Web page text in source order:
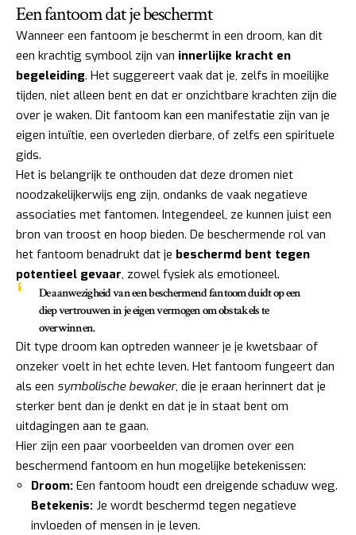
Een fantoom dat je beschermt
Wanneer een fantoom je beschermt in een droom, kan dit
een krachtig symbool zijn van innerlijke kracht en
begeleiding. Het suggereert vaak dat je, zelfs in moeilijke
tijden, niet alleen bent en dat er onzichtbare krachten zijn die
over je waken. Dit fantoom kan een manifestatie zijn van je
eigen intuïtie, een overleden dierbare, of zelfs een spirituele
gids.
Het is belangrijk te onthouden dat deze dromen niet
noodzakelijkerwijs eng zijn, ondanks de vaak negatieve
associaties met fantomen. Integendeel, ze kunnen juist een
bron van troost en hoop bieden. De beschermende rol van
het fantoom benadrukt dat je beschermd bent tegen
potentieel gevaar, zowel fysiek als emotioneel.
De aanwezigheid van een beschermend fantoom duidt op een
diep vertrouwen in je eigen vermogen om obstakels te
overwinnen.
Dit type droom kan optreden wanneer je je kwetsbaar of
onzeker voelt in het echte leven. Het fantoom fungeert dan
als een symbolische bewaker, die je eraan herinnert dat je
sterker bent dan je denkt en dat je in staat bent om
uitdagingen aan te gaan.
Hier zijn een paar voorbeelden van dromen over een
beschermend fantoom en hun mogelijke betekenissen:
Droom: Een fantoom houdt een dreigende schaduw weg.
Betekenis: Je wordt beschermd tegen negatieve
invloeden of mensen in je leven.